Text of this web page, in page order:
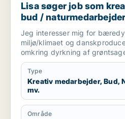
Lisa søger job som
bud /
gartner
Jeg interesser mig for
miljø/klimaet og
omkring dyrkning af
frilandsgartneri og parat til at
praktikplads.
Jeg er mødestabil,
hjælpsom. Jeg er ikke bange
ekstra.
Type
Kreativ medarbejder, Bud,
mv.
Område